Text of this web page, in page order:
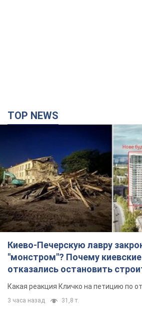
TOP NEWS
Киево-Печерскую лавру
"монстром"? Почему
отказались остановить
небоскреба "московского
Какая реакция Кличко на петицию по
3 часа назад 31,8 т.